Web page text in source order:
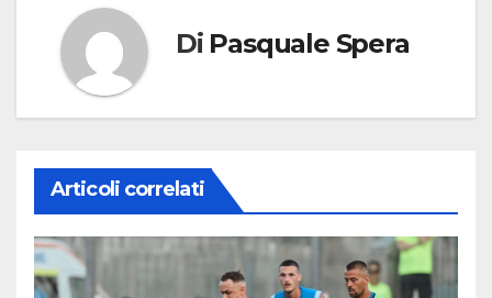
Di Pasquale Spera
Articoli correlati